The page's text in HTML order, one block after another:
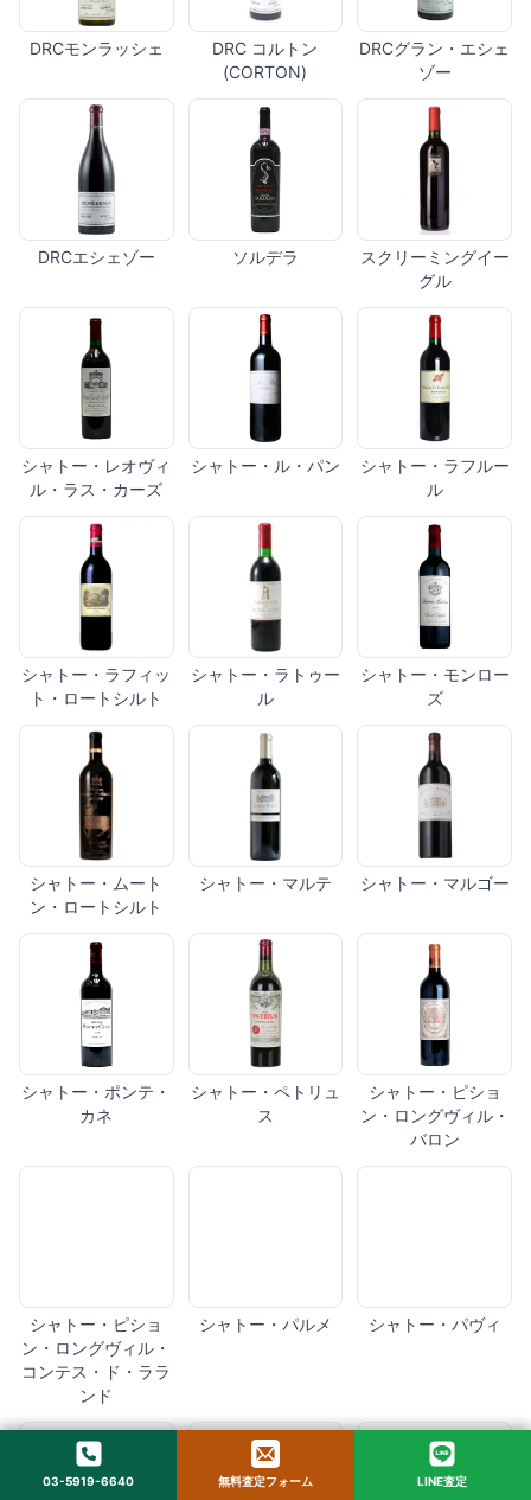
DRCモンラッシェ
DRC コルトン
(CORTON)
DRCグラン・エシェ
ゾー
DRCエシェゾー ソルデラ
スクリーミングイー
グル
シャトー・レオヴィ
ル・ラス・カーズ
シャトー・ル・パン
シャトー・ラフルー
ル
シャトー・ラフィッ
ト・ロートシルト
シャトー・ラトゥー
ル
シャトー・モンロー
ズ
シャトー・ムート
ン・ロートシルト
シャトー・マルテ シャトー・マルゴー
シャトー・ポンテ・
カネ
シャトー・ペトリュ
ス
シャトー・ピショ
ン・ロングヴィル・
バロン
シャトー・ピショ
ン・ロングヴィル・
コンテス・ド・ララ
ンド
シャトー・パルメ シャトー・パヴィ
03-5919-6640 無料査定フォーム LINE査定